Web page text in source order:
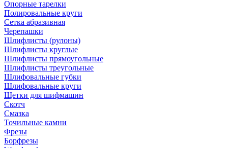
Опорные тарелки
Полировальные круги
Сетка абразивная
Черепашки
Шлифлисты (рулоны)
Шлифлисты круглые
Шлифлисты прямоугольные
Шлифлисты треугольные
Шлифовальные губки
Шлифовальные круги
Щетки для шифмашин
Скотч
Смазка
Точильные камни
Фрезы
Борфрезы